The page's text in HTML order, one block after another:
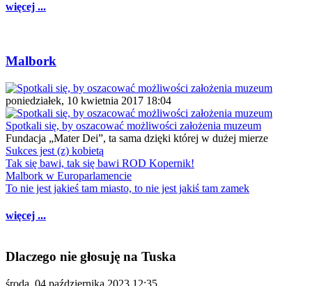
więcej ...
Malbork
poniedziałek, 10 kwietnia 2017 18:04
Spotkali się, by oszacować możliwości założenia muzeum
Fundacja „Mater Dei”, ta sama dzięki której w dużej mierze
Sukces jest (z) kobietą
Tak się bawi, tak się bawi ROD Kopernik!
Malbork w Europarlamencie
To nie jest jakieś tam miasto, to nie jest jakiś tam zamek
więcej ...
Dlaczego nie głosuję na Tuska